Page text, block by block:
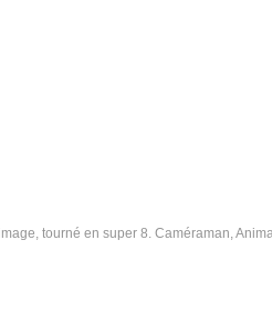
tourné en super 8. Caméraman,